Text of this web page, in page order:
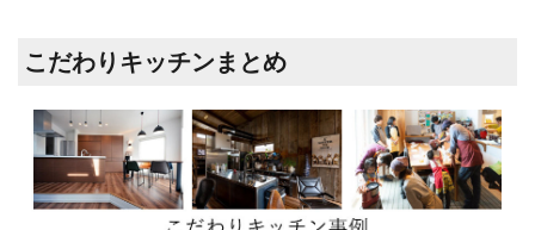
こだわりキッチンまとめ